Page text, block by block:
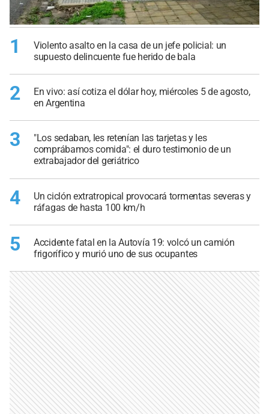
1
Violento asalto en la casa de un jefe policial: un
supuesto delincuente fue herido de bala
2
En vivo: así cotiza el dólar hoy, miércoles 5 de agosto,
en Argentina
3
"Los sedaban, les retenían las tarjetas y les
comprábamos comida": el duro testimonio de un
extrabajador del geriátrico
4
Un ciclón extratropical provocará tormentas severas y
ráfagas de hasta 100 km/h
5
Accidente fatal en la Autovía 19: volcó un camión
frigorífico y murió uno de sus ocupantes